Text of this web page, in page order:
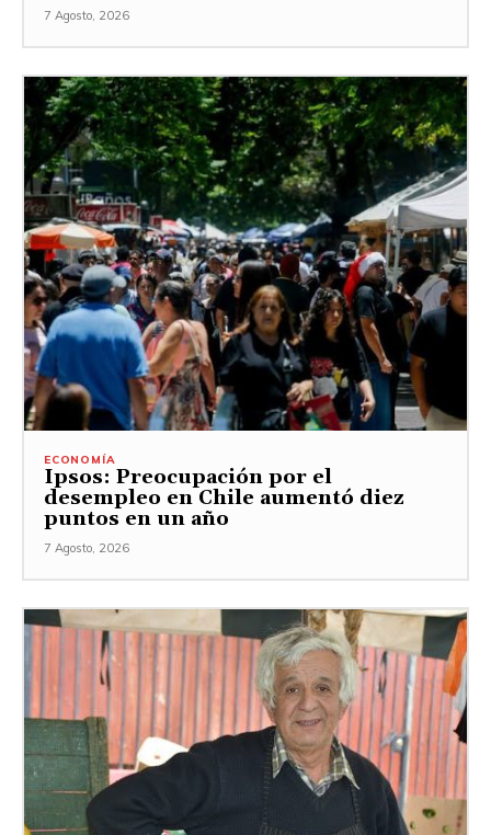
7 Agosto, 2026
ECONOMÍA
Ipsos: Preocupación por el
desempleo en Chile aumentó diez
puntos en un año
7 Agosto, 2026